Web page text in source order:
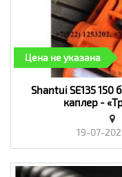
Цена не указана
​Shantui SE135 150
каплер -
19-07-